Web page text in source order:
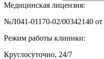
Медицинская лицензия:
№Л041-01170-02/00342140 от
Режим работы клиники:
Круглосуточно, 24/7